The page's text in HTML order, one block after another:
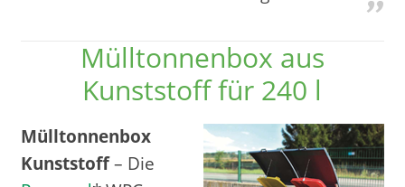
Mülltonnenbox aus
Kunststoff für 240 l
Mülltonnenbox
Kunststoff– Die